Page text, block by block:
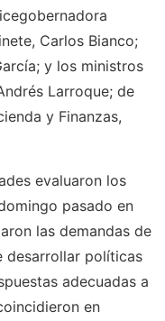
Carlos Bianco;
y los ministros
Larroque; de
y Finanzas,
evaluaron los
pasado en
las demandas de
desarrollar políticas
adecuadas a
en